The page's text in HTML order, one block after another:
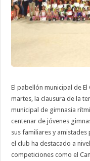
El pabellón municipal de
martes, la clausura de la
municipal de gimnasia
centenar de jóvenes
sus familiares y
el club ha destacado a
competiciones como el